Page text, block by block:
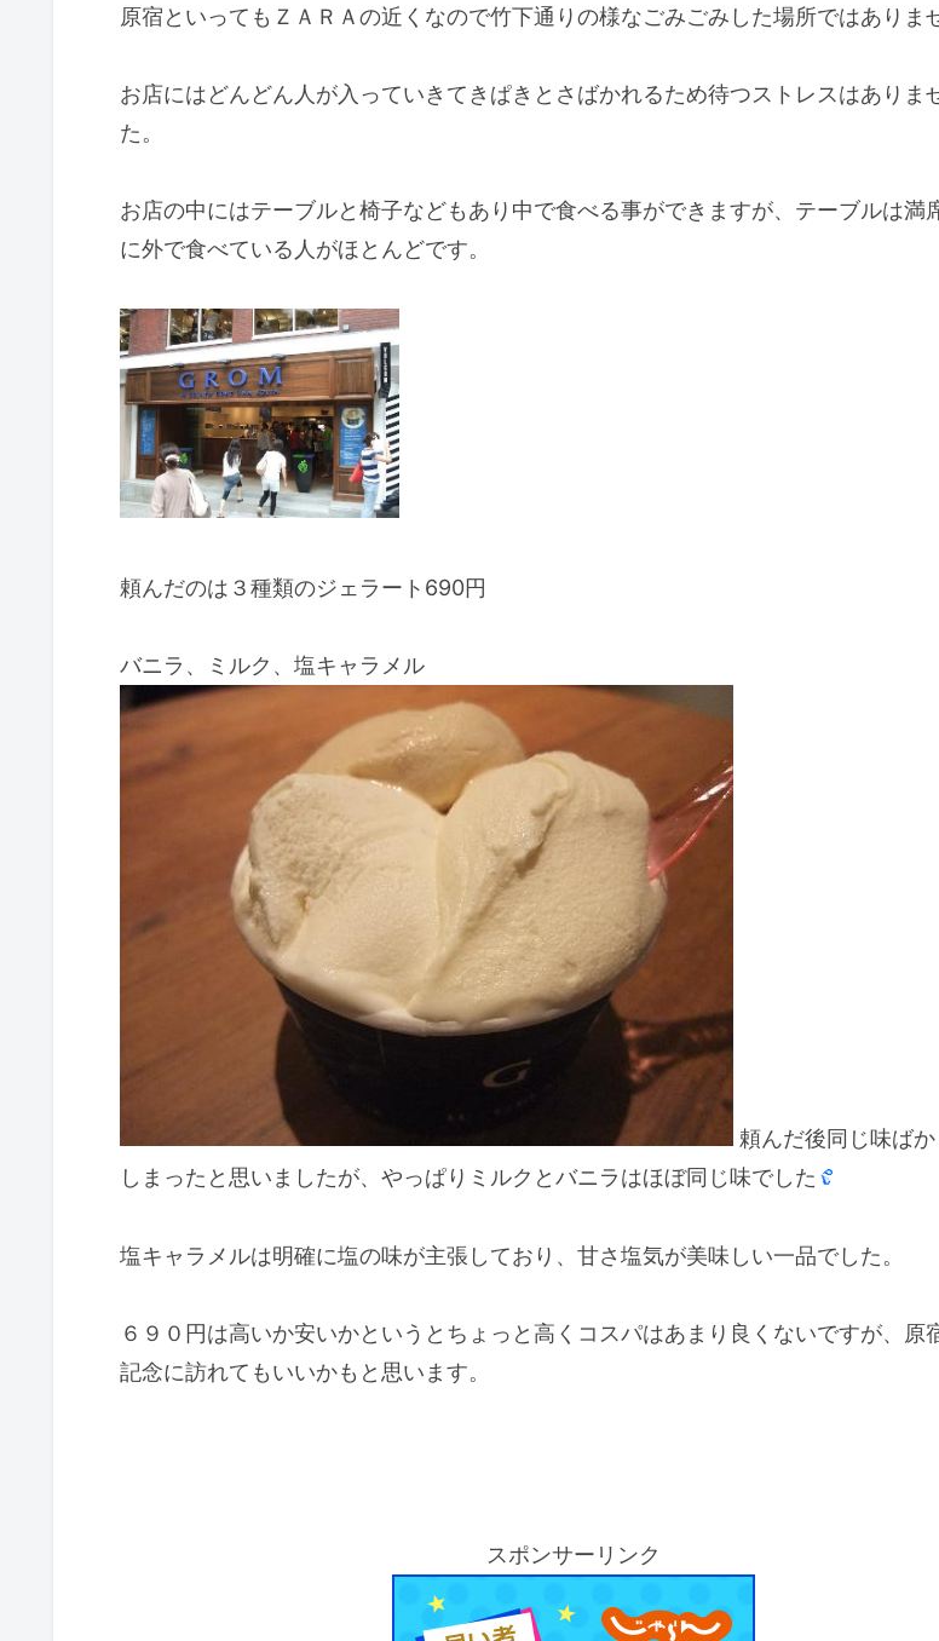
原宿といってもＺＡＲＡの近くなので竹下通りの様なごみごみした場所ではありま
お店にはどんどん人が入っていきてきぱきとさばかれるため待つストレスはありま
た。
お店の中にはテーブルと椅子などもあり中で食べる事ができますが、テーブルは満
に外で食べている人がほとんどです。
頼んだのは３種類のジェラート690円
バニラ、ミルク、塩キャラメル
頼んだ後同じ味ば
しまったと思いましたが、やっぱりミルクとバニラはほぼ同じ味でした
塩キャラメルは明確に塩の味が主張しており、甘さ塩気が美味しい一品でした。
６９０円は高いか安いかというとちょっと高くコスパはあまり良くないですが、原
記念に訪れてもいいかもと思います。
スポンサーリンク